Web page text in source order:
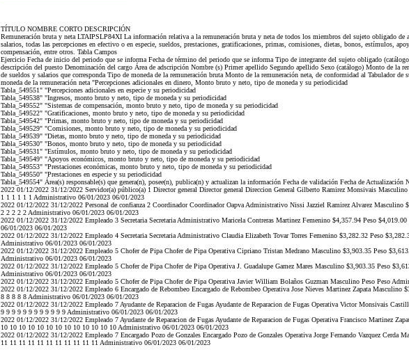
TÍTULO NOMBRE CORTO DESCRIPCIÓN
Remuneración bruta y neta LTAIPSLP84XI La información relativa a la remuneración bruta y neta de todos los miembros del sujeto obligado de
salarios, todas las percepciones en efectivo o en especie, sueldos, prestaciones, gratificaciones, primas, comisiones, dietas, bonos, estímulos,
compensación, entre otros. Tabla Campos
Ejercicio Fecha de inicio del periodo que se informa Fecha de término del periodo que se informa Tipo de integrante del sujeto obligado
descripción del puesto Denominación del cargo Área de adscripción Nombre (s) Primer apellido Segundo apellido Sexo (catálogo) Monto de la
de sueldos y salarios que corresponda Tipo de moneda de la remuneración bruta Monto de la remuneración neta, de conformidad al Tabulador de
moneda de la remuneración neta "Percepciones adicionales en dinero, Monto bruto y neto, tipo de moneda y su periodicidad
Tabla_549551" "Percepciones adicionales en especie y su periodicidad
Tabla_549538" "Ingresos, monto bruto y neto, tipo de moneda y su periodicidad
Tabla_549552" "Sistemas de compensación, monto bruto y neto, tipo de moneda y su periodicidad
Tabla_549522" "Gratificaciones, monto bruto y neto, tipo de moneda y su periodicidad
Tabla_549542" "Primas, monto bruto y neto, tipo de moneda y su periodicidad
Tabla_549529" "Comisiones, monto bruto y neto, tipo de moneda y su periodicidad
Tabla_549539" "Dietas, monto bruto y neto, tipo de moneda y su periodicidad
Tabla_549530" "Bonos, monto bruto y neto, tipo de moneda y su periodicidad
Tabla_549531" "Estímulos, monto bruto y neto, tipo de moneda y su periodicidad
Tabla_549549" "Apoyos económicos, monto bruto y neto, tipo de moneda y su periodicidad
Tabla_549553" "Prestaciones económicas, monto bruto y neto, tipo de moneda y su periodicidad
Tabla_549550" "Prestaciones en especie y su periodicidad
Tabla_549554" Área(s) responsable(s) que genera(n), posee(n), publica(n) y actualizan la información Fecha de validación Fecha de Actualización
2022 01/12/2022 31/12/2022 Servidor(a) público(a) 1 Director general Director general Direccion General Gilberto Ramirez Monsivais
1 1 1 1 1 1 Administrativo 06/01/2023 06/01/2023
2022 01/12/2022 31/12/2022 Personal de confianza 2 Coordinador Coordinador Oapva Administrativo Nissi Jazziel Ramirez Alvarez Masculino
2 2 2 2 2 Administrativo 06/01/2023 06/01/2023
2022 01/12/2022 31/12/2022 Empleado 3 Secretaria Secretaria Administrativo Maricela Contreras Martinez Femenino $4,357.94 Peso
06/01/2023 06/01/2023
2022 01/12/2022 31/12/2022 Empleado 4 Secretaria Secretaria Administrativo Claudia Elizabeth Tovar Torres Femenino $3,282.32 Peso
Administrativo 06/01/2023 06/01/2023
2022 01/12/2022 31/12/2022 Empleado 5 Chofer de Pipa Chofer de Pipa Operativa Cipriano Tristan Medrano Masculino $3,903.35 Peso
Administrativo 06/01/2023 06/01/2023
2022 01/12/2022 31/12/2022 Empleado 5 Chofer de Pipa Chofer de Pipa Operativa J. Guadalupe Gamez Mares Masculino $3,903.35 Peso
Administrativo 06/01/2023 06/01/2023
2022 01/12/2022 31/12/2022 Empleado 5 Chofer de Pipa Chofer de Pipa Operativa Javier William Bolaños Guzman Masculino Peso Peso
2022 01/12/2022 31/12/2022 Empleado 6 Encargado de Rebombeo Encargado de Rebombeo Operativa Jose Nieves Martinez Zapata
8 8 8 8 8 Administrativo 06/01/2023 06/01/2023
2022 01/12/2022 31/12/2022 Empleado 7 Ayudante de Reparacion de Fugas Ayudante de Reparacion de Fugas Operativa Victor Monsivais
9 9 9 9 9 9 9 9 9 9 9 9 Administrativo 06/01/2023 06/01/2023
2022 01/12/2022 31/12/2022 Empleado 7 Ayudante de Reparacion de Fugas Ayudante de Reparacion de Fugas Operativa Francisco Martinez
10 10 10 10 10 10 10 10 10 10 10 10 10 Administrativo 06/01/2023 06/01/2023
2022 01/12/2022 31/12/2022 Empleado 7 Encargado Pozo de Gonzales Encargado Pozo de Gonzales Operativa Jorge Fernando Vazquez Cerda
11 11 11 11 11 11 11 11 11 11 11 Administrativo 06/01/2023 06/01/2023